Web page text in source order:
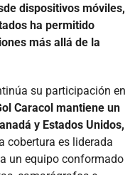
dispositivos móviles,
ha permitido
más allá de la
su participación en
Caracol mantiene un
y Estados Unidos,
cobertura es liderada
un equipo conformado